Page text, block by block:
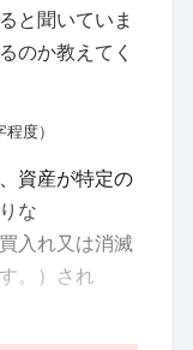
と聞いていま
のか教えてく
度）
資産が特定の
な
入れ又は消滅
。）され